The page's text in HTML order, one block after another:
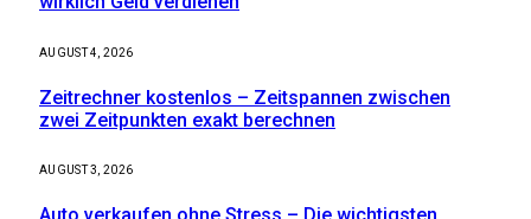
AUGUST 4, 2026
Zeitrechner kostenlos – Zeitspannen zwischen
zwei Zeitpunkten exakt berechnen
AUGUST 3, 2026